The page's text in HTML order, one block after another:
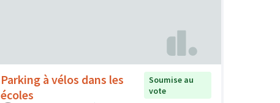
Parking à vélos dans les
écoles
Soumise au
vote